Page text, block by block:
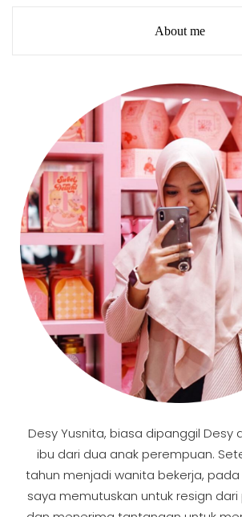
About me
Desy Yusnita, biasa dipanggil Desy
ibu dari dua anak perempuan.
tahun menjadi wanita bekerja, pada
saya memutuskan untuk resign